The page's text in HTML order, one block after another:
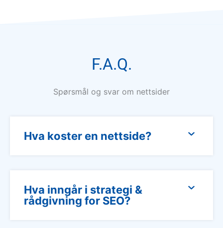
F.A.Q.
Spørsmål og svar om nettsider
Hva koster en nettside?
Hva inngår i strategi &
rådgivning for SEO?